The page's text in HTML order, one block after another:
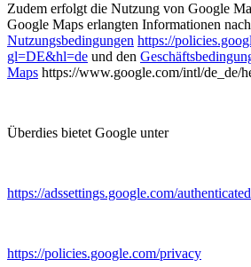
Zudem erfolgt die Nutzung von Google
Google Maps erlangten Informationen
Nutzungsbedingungen https://
gl=DE&hl=de und den
Maps https://www.google.com/intl/de_de/
Überdies bietet Google unter
https://adssettings.google.com/authenticated
https://policies.google.com/privacy